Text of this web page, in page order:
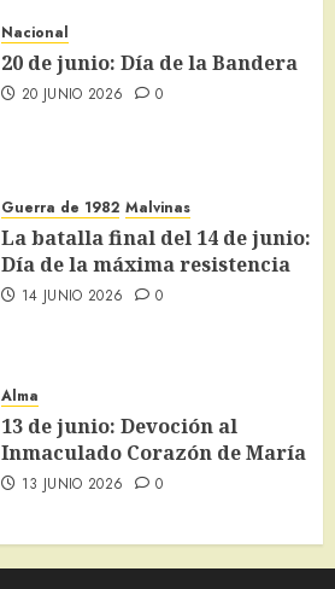
Nacional
20 de junio: Día de la Bandera
20 JUNIO 2026 0
Guerra de 1982 Malvinas
La batalla final del 14 de junio:
Día de la máxima resistencia
14 JUNIO 2026 0
Alma
13 de junio: Devoción al
Inmaculado Corazón de María
13 JUNIO 2026 0